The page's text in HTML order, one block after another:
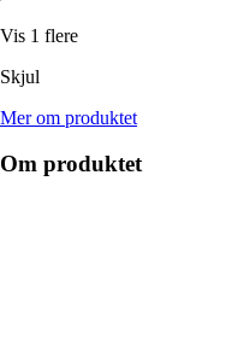
Vis 1 flere
Skjul
Mer om produktet
Om produktet